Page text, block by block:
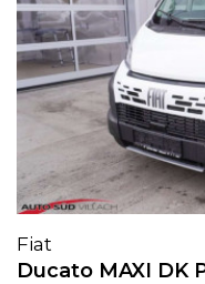
Fiat
Ducato MAXI DK